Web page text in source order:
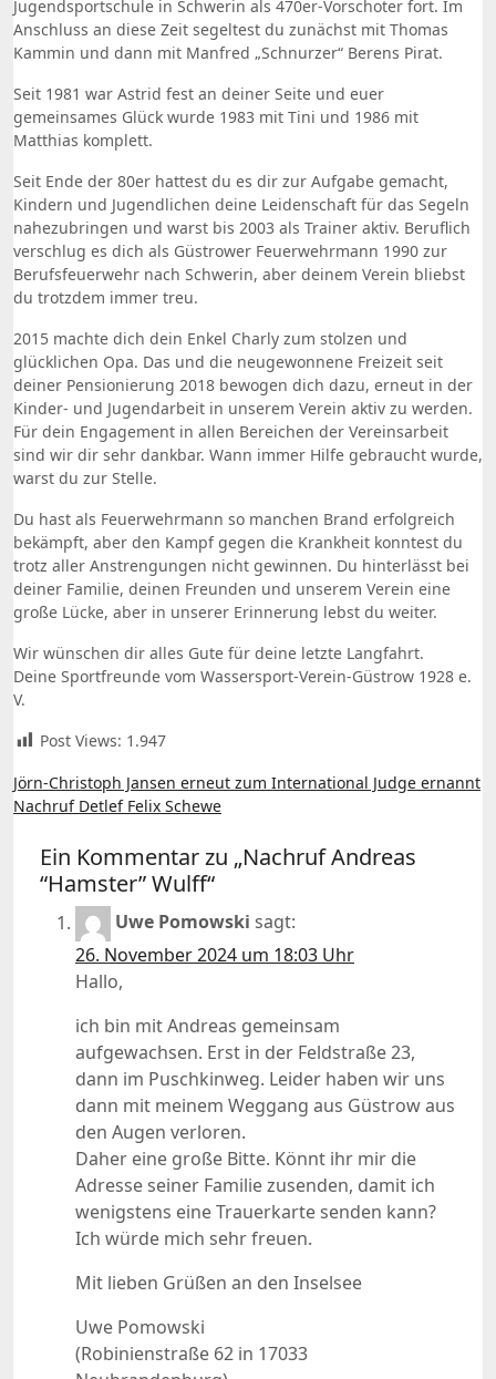
Jugendsportschule in Schwerin als 470er-Vorschoter fort. Im
Anschluss an diese Zeit segeltest du zunächst mit Thomas
Kammin und dann mit Manfred „Schnurzer“ Berens Pirat.
Seit 1981 war Astrid fest an deiner Seite und euer
gemeinsames Glück wurde 1983 mit Tini und 1986 mit
Matthias komplett.
Seit Ende der 80er hattest du es dir zur Aufgabe gemacht,
Kindern und Jugendlichen deine Leidenschaft für das Segeln
nahezubringen und warst bis 2003 als Trainer aktiv. Beruflich
verschlug es dich als Güstrower Feuerwehrmann 1990 zur
Berufsfeuerwehr nach Schwerin, aber deinem Verein bliebst
du trotzdem immer treu.
2015 machte dich dein Enkel Charly zum stolzen und
glücklichen Opa. Das und die neugewonnene Freizeit seit
deiner Pensionierung 2018 bewogen dich dazu, erneut in der
Kinder- und Jugendarbeit in unserem Verein aktiv zu werden.
Für dein Engagement in allen Bereichen der Vereinsarbeit
sind wir dir sehr dankbar. Wann immer Hilfe gebraucht wurde,
warst du zur Stelle.
Du hast als Feuerwehrmann so manchen Brand erfolgreich
bekämpft, aber den Kampf gegen die Krankheit konntest du
trotz aller Anstrengungen nicht gewinnen. Du hinterlässt bei
deiner Familie, deinen Freunden und unserem Verein eine
große Lücke, aber in unserer Erinnerung lebst du weiter.
Wir wünschen dir alles Gute für deine letzte Langfahrt.
Deine Sportfreunde vom Wassersport-Verein-Güstrow 1928 e.
V.
Post Views: 1.947
Beitragsnavigation
Jörn-Christoph Jansen erneut zum International Judge ernannt
Nachruf Detlef Felix Schewe
Ein Kommentar zu „Nachruf Andreas
“Hamster” Wulff“
Uwe Pomowski sagt:
26. November 2024 um 18:03 Uhr
Hallo,
ich bin mit Andreas gemeinsam
aufgewachsen. Erst in der Feldstraße 23,
dann im Puschkinweg. Leider haben wir uns
dann mit meinem Weggang aus Güstrow aus
den Augen verloren.
Daher eine große Bitte. Könnt ihr mir die
Adresse seiner Familie zusenden, damit ich
wenigstens eine Trauerkarte senden kann?
Ich würde mich sehr freuen.
Mit lieben Grüßen an den Inselsee
Uwe Pomowski
(Robinienstraße 62 in 17033